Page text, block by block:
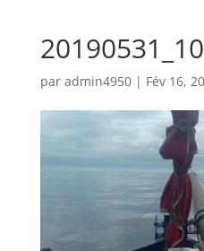
par admin4950| Fév 16,